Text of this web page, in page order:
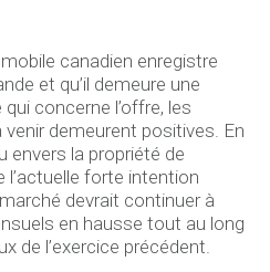
canadien enregistre
et qu’il demeure une
concerne l’offre, les
venir demeurent positives. En
envers la propriété de
l’actuelle forte intention
devrait continuer à
en hausse tout au long
de l’exercice précédent.